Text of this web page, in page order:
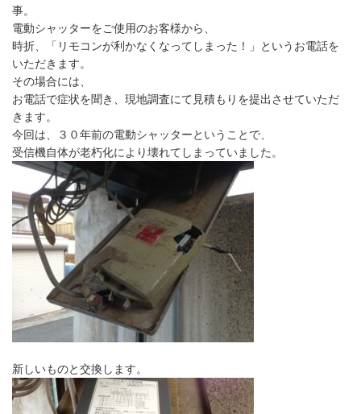
事。
電動シャッターをご使用のお客様から、
時折、「リモコンが利かなくなってしまった！」というお電話を
いただきます。
その場合には、
お電話で症状を聞き、現地調査にて見積もりを提出させていただ
きます。
今回は、３０年前の電動シャッターということで、
受信機自体が老朽化により壊れてしまっていました。
新しいものと交換します。